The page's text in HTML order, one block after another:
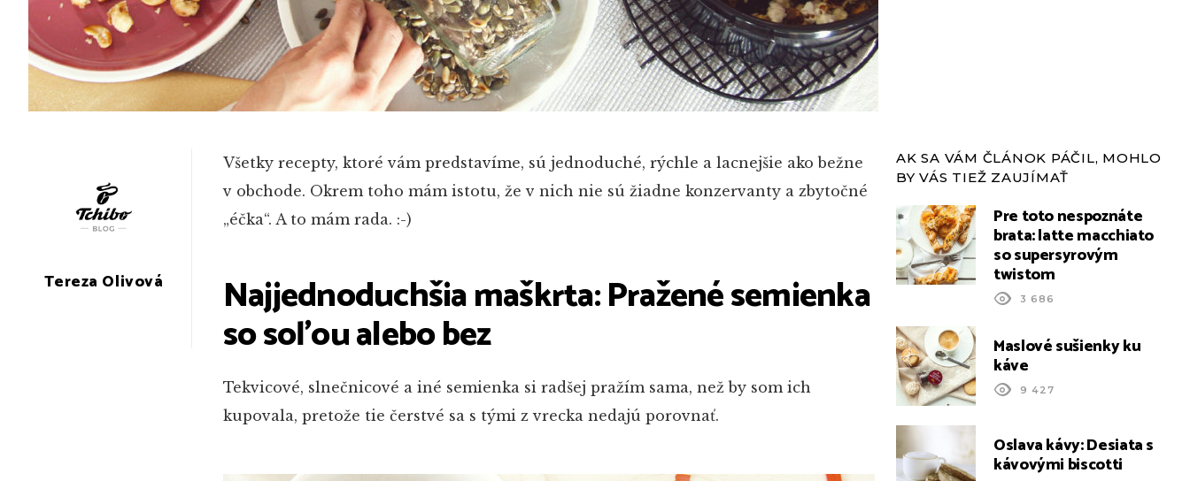
Tereza Olivová
Všetky recepty, ktoré vám predstavíme, sú jednoduché, rýchle a lacnejšie ako bežne
v obchode. Okrem toho mám istotu, že v nich nie sú žiadne konzervanty a zbytočné
„éčka“. A to mám rada. :-)
Najjednoduchšia maškrta: Pražené semienka
so soľou alebo bez
Tekvicové, slnečnicové a iné semienka si radšej pražím sama, než by som ich
kupovala, pretože tie čerstvé sa s tými z vrecka nedajú porovnať.
AK SA VÁM ČLÁNOK PÁČIL, MOHLO
BY VÁS TIEŽ ZAUJÍMAŤ
Pre toto nespoznáte
brata: latte macchiato
so supersyrovým
twistom
3 686
Maslové sušienky ku
káve
9 427
Oslava kávy: Desiata s
kávovými biscotti